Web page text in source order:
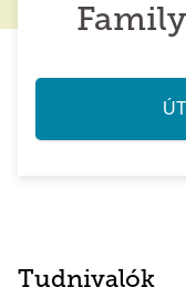
Tudnivalók